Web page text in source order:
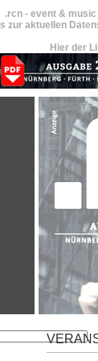
.rcn - event & music
zur aktuellen
Hier der